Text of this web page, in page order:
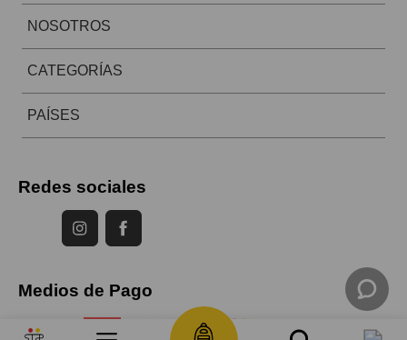
NOSOTROS
CATEGORÍAS
PAÍSES
Redes sociales
Medios de Pago